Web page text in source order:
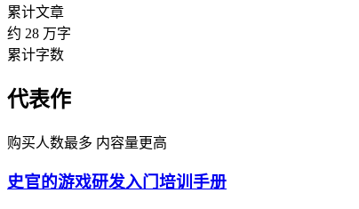
累计文章
约 28 万字
累计字数
代表作
购买人数最多 内容量更高
史官的游戏研发入门培训手册